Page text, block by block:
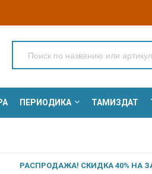
ПЕРИОДИКА ТАМИЗДАТ
РАСПРОДАЖА! СКИДКА 40% НА